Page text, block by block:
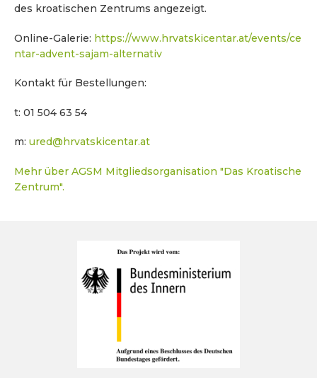
des kroatischen Zentrums angezeigt.
Online-Galerie: https://www.hrvatskicentar.at/events/ce
ntar-advent-sajam-alternativ
Kontakt für Bestellungen:
t: 01 504 63 54
m: ured@hrvatskicentar.at
Mehr über AGSM Mitgliedsorganisation "Das Kroatische
Zentrum".